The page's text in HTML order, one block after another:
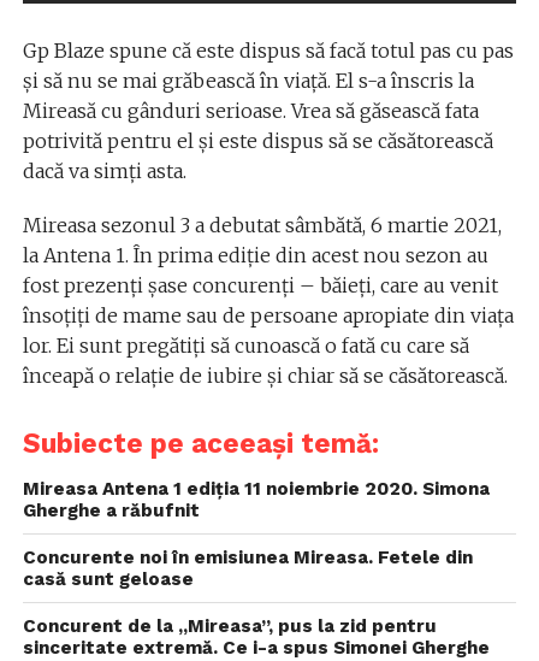
Gp Blaze spune că este dispus să facă totul pas cu pas
și să nu se mai grăbească în viață. El s-a înscris la
Mireasă cu gânduri serioase. Vrea să găsească fata
potrivită pentru el și este dispus să se căsătorească
dacă va simți asta.
Mireasa sezonul 3 a debutat sâmbătă, 6 martie 2021,
la Antena 1. În prima ediție din acest nou sezon au
fost prezenți șase concurenți – băieți, care au venit
însoțiți de mame sau de persoane apropiate din viața
lor. Ei sunt pregătiți să cunoască o fată cu care să
înceapă o relație de iubire și chiar să se căsătorească.
Subiecte pe aceeași temă:
Mireasa Antena 1 ediția 11 noiembrie 2020. Simona
Gherghe a răbufnit
Concurente noi în emisiunea Mireasa. Fetele din
casă sunt geloase
Concurent de la „Mireasa”, pus la zid pentru
sinceritate extremă. Ce i-a spus Simonei Gherghe